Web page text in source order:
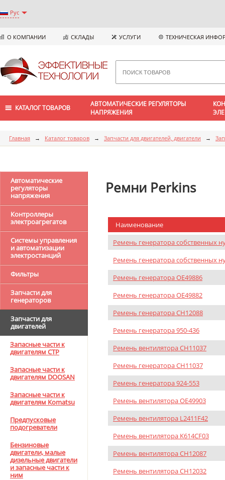
Рус
О КОМПАНИИ СКЛАДЫ УСЛУГИ ТЕХНИЧЕСКАЯ
КАТАЛОГ ТОВАРОВ
АВТОМАТИЧЕСКИЕ РЕГУЛЯТОРЫ
НАПРЯЖЕНИЯ
Главная → Каталог товаров → Запчасти для двигателей, двигатели →
Автоматические
регуляторы
напряжения
Контроллеры
электроагрегатов
Системы управления
и автоматизации
электростанций
Фильтры
Запчасти для
генераторов
Запчасти для
двигателей
Запасные части к
двигателям CTP
Запасные части к
двигателям DOOSAN
Запасные части к
двигателям Komatsu
Предпусковые
подогреватели
Бензиновые
двигатели, малые
дизельные двигатели
и запасные части к
ним
Ремни Perkins
Наименование
Ремень генератора собственных
Ремень генератора собственных
Ремень генератора OE49886
Ремень генератора OE49882
Ремень генератора CH12088
Ремень генератора 950-436
Ремень вентилятора CH11037
Ремень генератора CH11037
Ремень генератора 924-553
Ремень вентилятора OE49903
Ремень вентилятора L2411F42
Ремень вентилятора K614CF03
Ремень вентилятора CH12087
Ремень вентилятора CH12032